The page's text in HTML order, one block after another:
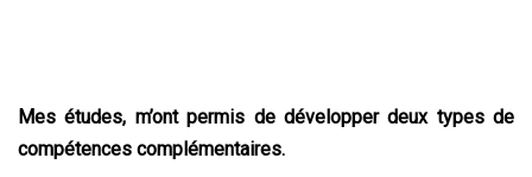
Mes études, m’ont permis de développer deux types de
compétences complémentaires.